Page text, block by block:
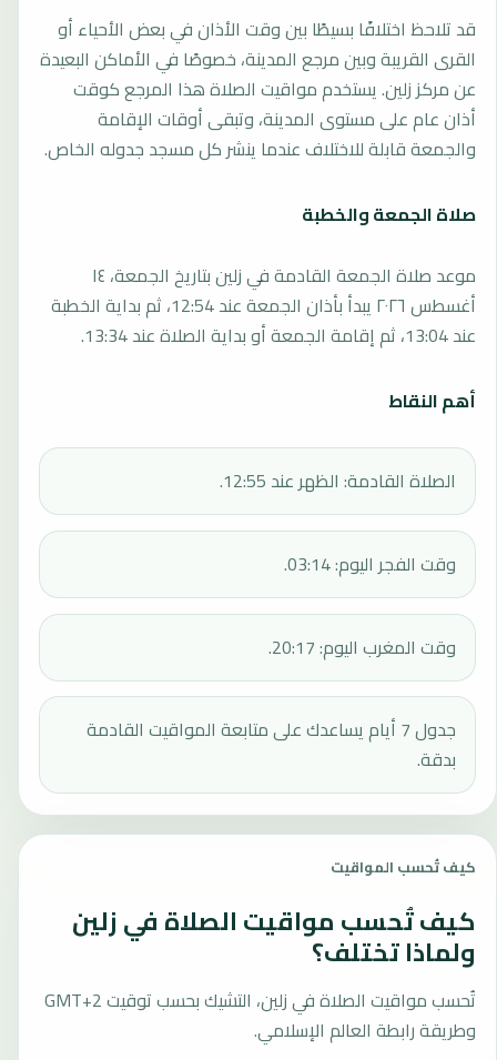
قد تلاحظ اختلافًا بسيطًا بين وقت الأذان في بعض الأحياء أو
القرى القريبة وبين مرجع المدينة، خصوصًا في الأماكن البعيدة
عن مركز زلين. يستخدم مواقيت الصلاة هذا المرجع كوقت
أذان عام على مستوى المدينة، وتبقى أوقات الإقامة
والجمعة قابلة للاختلاف عندما ينشر كل مسجد جدوله الخاص.
صلاة الجمعة والخطبة
موعد صلاة الجمعة القادمة في زلين بتاريخ الجمعة، ١٤
أغسطس ٢٠٢٦ يبدأ بأذان الجمعة عند 12:54، ثم بداية الخطبة
عند 13:04، ثم إقامة الجمعة أو بداية الصلاة عند 13:34.
أهم النقاط
الصلاة القادمة: الظهر عند 12:55.
وقت الفجر اليوم: 03:14.
وقت المغرب اليوم: 20:17.
جدول 7 أيام يساعدك على متابعة المواقيت القادمة
بدقة.
كيف تُحسب المواقيت
كيف تُحسب مواقيت الصلاة في زلين
ولماذا تختلف؟
تُحسب مواقيت الصلاة في زلين، التشيك بحسب توقيت GMT+2
وطريقة رابطة العالم الإسلامي.